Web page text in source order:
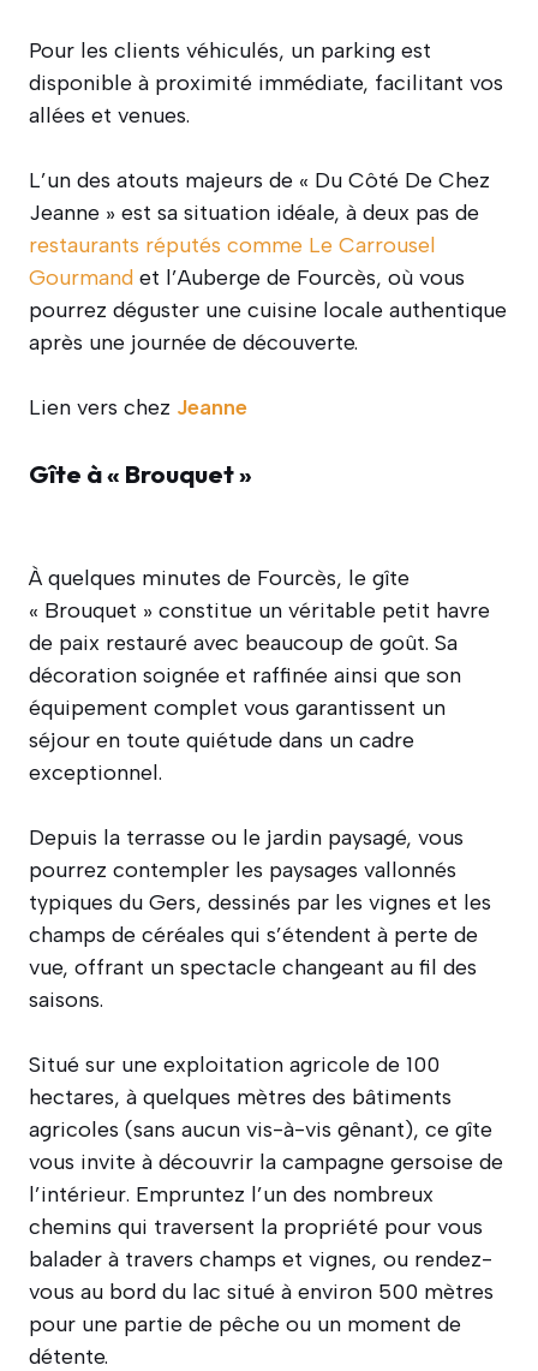
Pour les clients véhiculés, un parking est
disponible à proximité immédiate, facilitant vos
allées et venues.
L’un des atouts majeurs de « Du Côté De Chez
Jeanne » est sa situation idéale, à deux pas de
restaurants réputés comme Le Carrousel
Gourmand et l’Auberge de Fourcès, où vous
pourrez déguster une cuisine locale authentique
après une journée de découverte.
Lien vers chez Jeanne
Gîte à « Brouquet »
À quelques minutes de Fourcès, le gîte
« Brouquet » constitue un véritable petit havre
de paix restauré avec beaucoup de goût. Sa
décoration soignée et raffinée ainsi que son
équipement complet vous garantissent un
séjour en toute quiétude dans un cadre
exceptionnel.
Depuis la terrasse ou le jardin paysagé, vous
pourrez contempler les paysages vallonnés
typiques du Gers, dessinés par les vignes et les
champs de céréales qui s’étendent à perte de
vue, offrant un spectacle changeant au fil des
saisons.
Situé sur une exploitation agricole de 100
hectares, à quelques mètres des bâtiments
agricoles (sans aucun vis-à-vis gênant), ce gîte
vous invite à découvrir la campagne gersoise de
l’intérieur. Empruntez l’un des nombreux
chemins qui traversent la propriété pour vous
balader à travers champs et vignes, ou rendez-
vous au bord du lac situé à environ 500 mètres
pour une partie de pêche ou un moment de
détente.